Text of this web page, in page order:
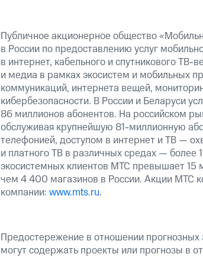
Публичное акционерное общество
в России по предоставлению услуг
в интернет, кабельного и спутникового
и медиа в рамках экосистем и мобильных
коммуникаций, интернета вещей,
кибербезопасности. В России и Беларуси
86 миллионов абонентов. На российском
обслуживая крупнейшую 81-миллионную
телефонией, доступом в интернет и ТВ —
и платного ТВ в различных средах — более
экосистемных клиентов МТС превышает 15
чем 4 400 магазинов в России. Акции МТС
компании: www.mts.ru.
Предостережение в отношении
могут содержать проекты или прогнозы в